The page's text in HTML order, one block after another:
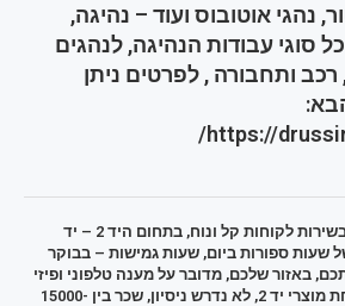
נהגי אוטובוס ועוד – נהיגה,
סוגי עבודות הנהיגה, לנהגים
ותחבורה , לפרטים ניתן
https://
דרושים דרושות לעבודה בשירות לקוחות קל ונוח, בתחום היד 2 – יד
שעות ספורות ביום, שעות גמישות – בבוקר
באזור שלכם, מדובר על מענה טלפוני ופיזי
ללקוחות המעוניינים לקחת מוצרי יד 2, לא נדרש ניסיון, שכר בין 15000-